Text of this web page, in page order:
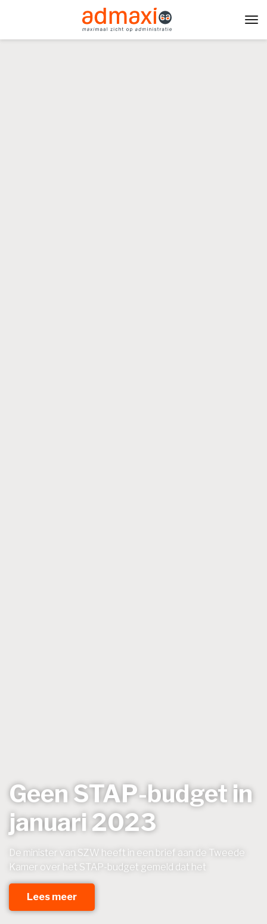
Geen STAP-budget in
januari 2023
De minister van SZW heeft in een brief aan de Tweede
Kamer over het STAP-budget gemeld dat het
Lees meer